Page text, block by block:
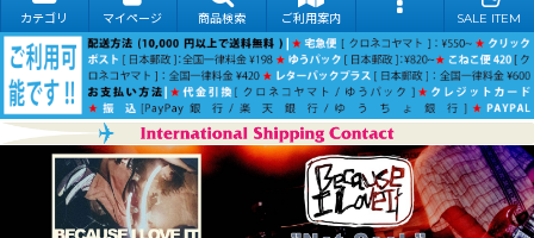
カテゴリ マイページ 商品検索 ご利用案内 SALE ITEM